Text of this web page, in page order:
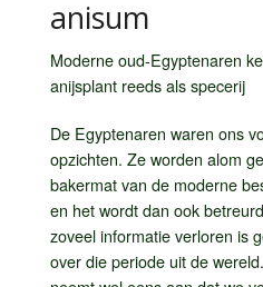
anisum
Moderne oud-Egyptenaren
anijsplant reeds als specerij
De Egyptenaren waren ons
opzichten. Ze worden alom
bakermat van de moderne
en het wordt dan ook
zoveel informatie verloren is
over die periode uit de